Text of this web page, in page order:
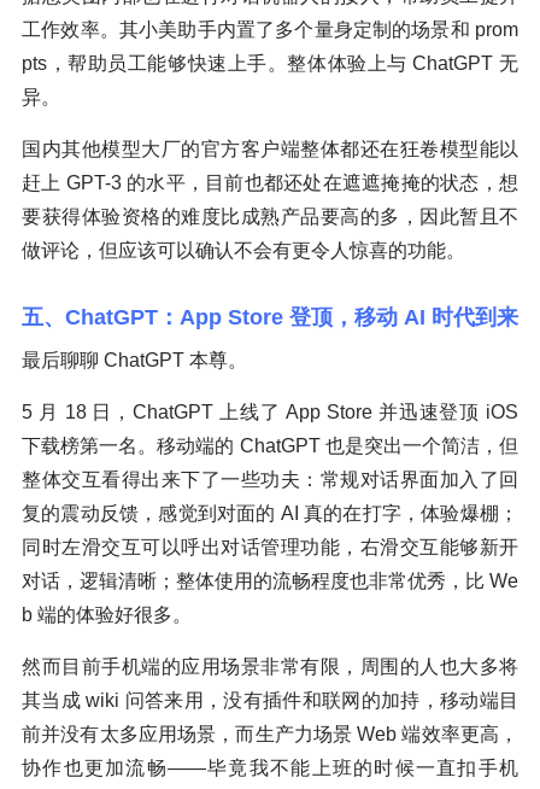
工作效率。其小美助手内置了多个量身定制的场景和 prom
pts，帮助员工能够快速上手。整体体验上与 ChatGPT 无
异。
国内其他模型大厂的官方客户端整体都还在狂卷模型能以
赶上 GPT-3 的水平，目前也都还处在遮遮掩掩的状态，想
要获得体验资格的难度比成熟产品要高的多，因此暂且不
做评论，但应该可以确认不会有更令人惊喜的功能。
五、ChatGPT：App Store 登顶，移动 AI 时代到来
最后聊聊 ChatGPT 本尊。
5 月 18 日，ChatGPT 上线了 App Store 并迅速登顶 iOS
下载榜第一名。移动端的 ChatGPT 也是突出一个简洁，但
整体交互看得出来下了一些功夫：常规对话界面加入了回
复的震动反馈，感觉到对面的 AI 真的在打字，体验爆棚；
同时左滑交互可以呼出对话管理功能，右滑交互能够新开
对话，逻辑清晰；整体使用的流畅程度也非常优秀，比 We
b 端的体验好很多。
然而目前手机端的应用场景非常有限，周围的人也大多将
其当成 wiki 问答来用，没有插件和联网的加持，移动端目
前并没有太多应用场景，而生产力场景 Web 端效率更高，
协作也更加流畅——毕竟我不能上班的时候一直扣手机